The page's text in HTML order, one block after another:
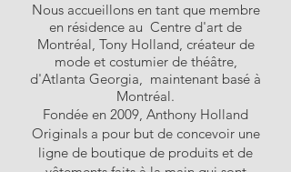
Nous accueillons en tant que membre
en résidence au Centre d'art de
Montréal, Tony Holland, créateur de
mode et costumier de théâtre,
d'Atlanta Georgia, maintenant basé à
Montréal.
Fondée en 2009, Anthony Holland
Originals a pour but de concevoir une
ligne de boutique de produits et de